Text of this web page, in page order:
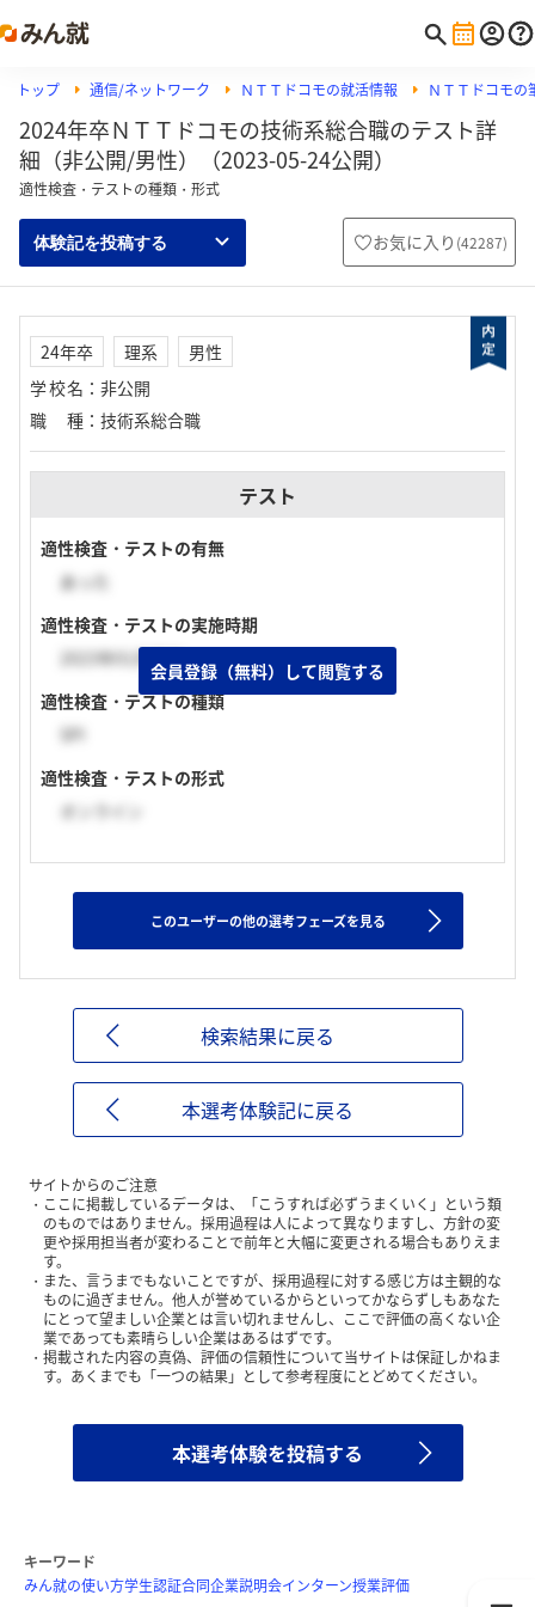
トップ 通信/ネットワーク ＮＴＴドコモの就活情報 ＮＴＴドコモ
2024年卒ＮＴＴドコモの技術系総合職のテスト詳
細（非公開/男性）（2023-05-24公開）
適性検査・テストの種類・形式
体験記を投稿する お気に入り (42287)
24年卒 理系
男性
学校名 ： 非公開
職種 ： 技術系総合職
テスト
適性検査・テストの有無
あった
適性検査・テストの実施時期
2023年01月下旬
適性検査・テストの種類
SPI
適性検査・テストの形式
オンライン
会員登録（無料）して閲覧する
このユーザーの他の選考フェーズを見る
検索結果に戻る
本選考体験記に戻る
サイトからのご注意
ここに掲載しているデータは、「こうすれば必ずうまくいく」という類
のものではありません。採用過程は人によって異なりますし、方針の変
更や採用担当者が変わることで前年と大幅に変更される場合もありえま
す。
また、言うまでもないことですが、採用過程に対する感じ方は主観的な
ものに過ぎません。他人が誉めているからといってかならずしもあなた
にとって望ましい企業とは言い切れませんし、ここで評価の高くない企
業であっても素晴らしい企業はあるはずです。
掲載された内容の真偽、評価の信頼性について当サイトは保証しかねま
す。あくまでも「一つの結果」として参考程度にとどめてください。
本選考体験を投稿する
キーワード
みん就の使い方学生認証合同企業説明会インターン授業評価